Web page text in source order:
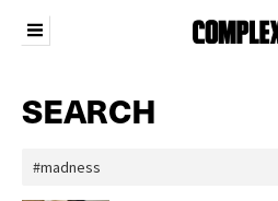
SEARCH